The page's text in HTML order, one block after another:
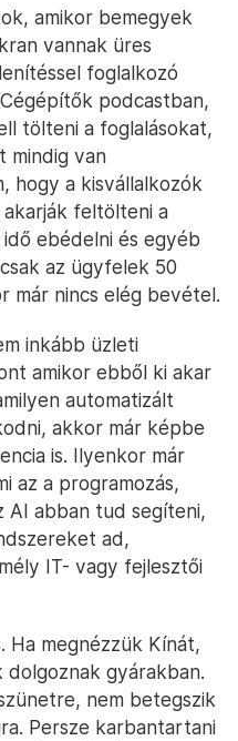
amikor bemegyek
vannak üres
foglalkozó
podcastban,
tölteni a foglalásokat,
mindig van
hogy a kisvállalkozók
akarják feltölteni a
ebédelni és egyéb
az ügyfelek 50
már nincs elég bevétel.
inkább üzleti
amikor ebből ki akar
automatizált
akkor már képbe
is. Ilyenkor már
az a programozás,
AI abban tud segíteni,
ad,
IT- vagy fejlesztői
Ha megnézzük Kínát,
gyárakban.
nem betegszik
Persze karbantartani